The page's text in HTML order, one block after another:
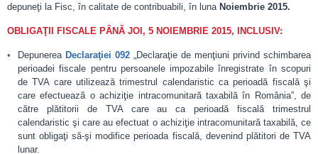
depuneţi la Fisc, în calitate de contribuabili, în luna Noiembrie 2015.
OBLIGAŢII FISCALE PÂNĂ JOI, 5 NOIEMBRIE 2015, INCLUSIV:
Depunerea Declaraţiei 092 „Declaraţie de menţiuni privind schimbarea
perioadei fiscale pentru persoanele impozabile înregistrate în scopuri
de TVA care utilizează trimestrul calendaristic ca perioadă fiscală şi
care efectuează o achiziţie intracomunitară taxabilă în România”, de
către plătitorii de TVA care au ca perioadă fiscală trimestrul
calendaristic şi care au efectuat o achiziţie intracomunitară taxabilă, ce
sunt obligaţi să-şi modifice perioada fiscală, devenind plătitori de TVA
lunar.